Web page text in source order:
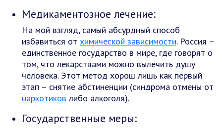
Медикаментозное лечение:
На мой взгляд, самый абсурдный способ
избавиться от химической зависимости. Россия –
единственное государство в мире, где говорят о
том, что лекарствами можно вылечить душу
человека. Этот метод хорош лишь как первый
этап – снятие абстиненции (синдрома отмены от
наркотиков либо алкоголя).
Государственные меры: